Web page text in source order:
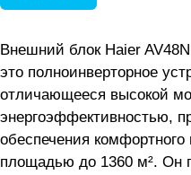
Внешний блок Haier
это полноинверторное
отличающееся высокой
энергоэффективностью,
обеспечения
площадью до 1360 м². Он